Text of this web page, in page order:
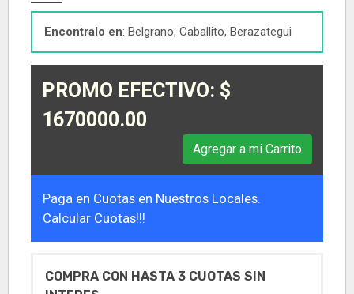
Encontralo en: Belgrano, Caballito, Berazategui
PROMO EFECTIVO: $
1670000.00
Agregar a mi Carrito
Paga en Cuotas en Nuestros Locales.
Calcular Cuotas!!!
COMPRA CON HASTA 3 CUOTAS SIN